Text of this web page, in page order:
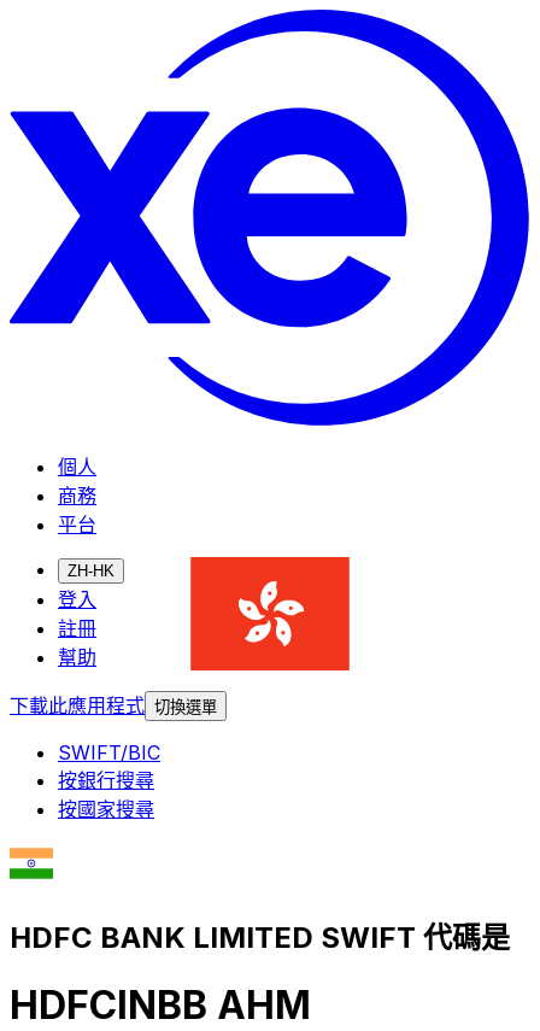
個人
商務
平台
ZH-HK
登入
註冊
幫助
下載此應用程式 切換選單
SWIFT/BIC
按銀行搜尋
按國家搜尋
HDFC BANK LIMITED SWIFT 代碼是
HDFCINBB AHM